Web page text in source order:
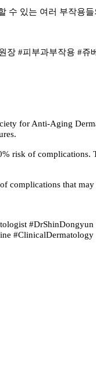
수 있는 여러 부작용
장 #피부과부작용 #
for Anti-Aging
risk of complications.
complications that
#ClinicalDermatology